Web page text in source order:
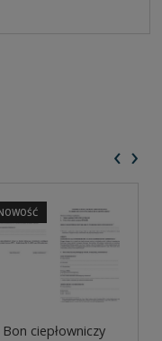
Bon ciepłowniczy
‹ ›